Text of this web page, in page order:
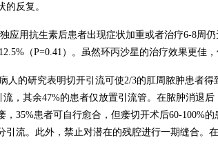
反复。
应用抗生素后患者出现症状加重或者治疗6-8周
12.5% （P=0.41 ）。虽然环丙沙星的治疗效果更佳
人的研究表明切开引流可使2/3的肛周脓肿患者得
流，其余47%的患者仅放置引流管。在脓肿消退
， 35%患者可自行愈合，但瘘切开术后60-100%的
流。此外，禁止对潜在的残腔进行一期缝合。